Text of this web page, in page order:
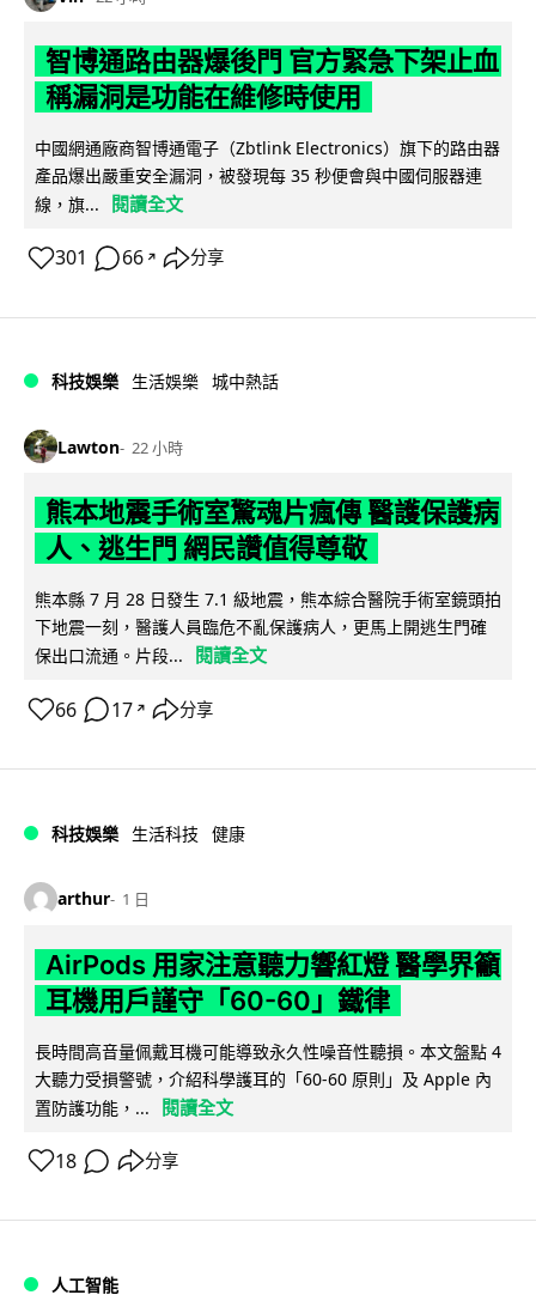
智博通路由器爆後門 官方緊急下架止血
稱漏洞是功能在維修時使用
中國網通廠商智博通電子（Zbtlink Electronics）旗下的路由器
產品爆出嚴重安全漏洞，被發現每 35 秒便會與中國伺服器連
線，旗...
閱讀全文
301 66 ↗ 分享
科技娛樂 生活娛樂 城中熱話
Lawton 22 小時
熊本地震手術室驚魂片瘋傳 醫護保護病
人、逃生門 網民讚值得尊敬
熊本縣 7 月 28 日發生 7.1 級地震，熊本綜合醫院手術室鏡頭拍
下地震一刻，醫護人員臨危不亂保護病人，更馬上開逃生門確
保出口流通。片段...
閱讀全文
66 17 ↗ 分享
科技娛樂 生活科技 健康
arthur 1 日
AirPods 用家注意聽力響紅燈 醫學界籲
耳機用戶謹守「60-60」鐵律
長時間高音量佩戴耳機可能導致永久性噪音性聽損。本文盤點 4
大聽力受損警號，介紹科學護耳的「60-60 原則」及 Apple 內
置防護功能，...
閱讀全文
18 分享
人工智能